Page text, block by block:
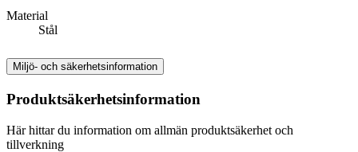
Material
Stål
Miljö- och säkerhetsinformation
Produktsäkerhetsinformation
Här hittar du information om allmän produktsäkerhet och
tillverkning